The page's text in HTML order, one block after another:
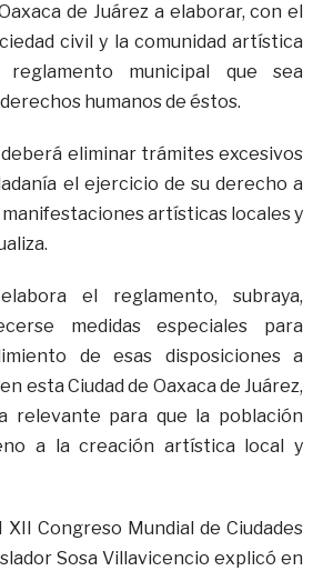
de Juárez a elaborar, con el
civil y la comunidad artística
municipal que sea
humanos de éstos.
eliminar trámites excesivos
el ejercicio de su derecho a
artísticas locales y
el reglamento, subraya,
medidas especiales para
de esas disposiciones a
esta Ciudad de Oaxaca de Juárez,
relevante para que la población
a la creación artística local y
Congreso Mundial de Ciudades
Sosa Villavicencio explicó en